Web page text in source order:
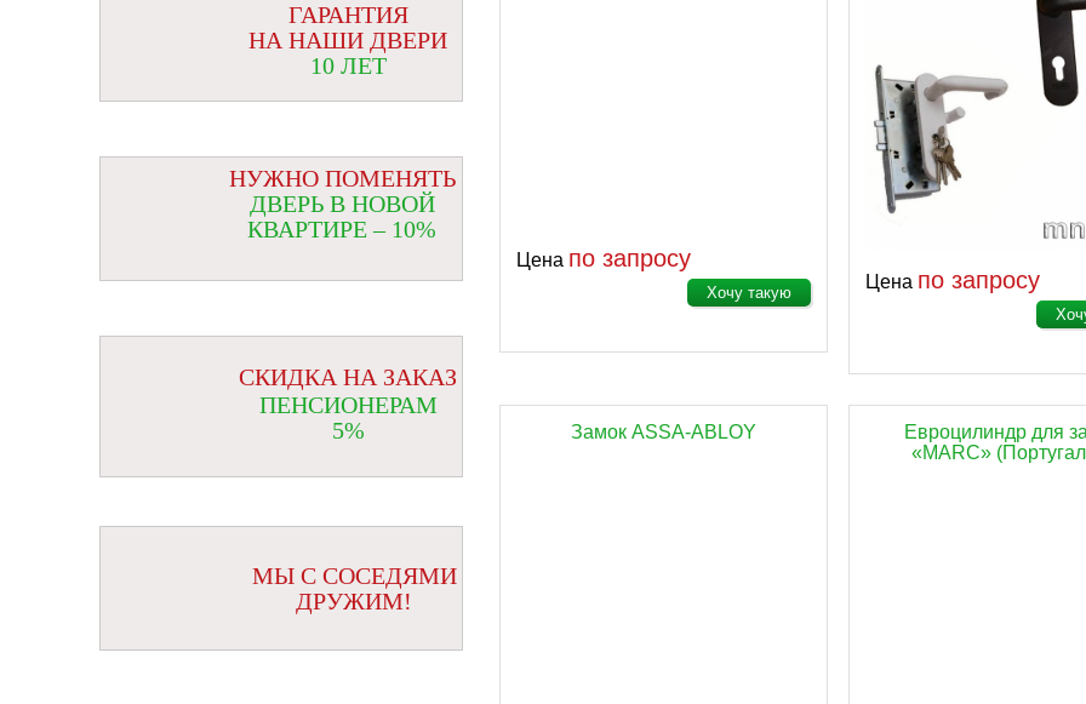
Цена по запросу
Хочу такую
Цена по запросу
Замок ASSA-ABLOY
Евроцилиндр для
«MARC»
ГАРАНТИЯ
НА НАШИ ДВЕРИ
10 ЛЕТ
НУЖНО ПОМЕНЯТЬ
ДВЕРЬ В НОВОЙ
КВАРТИРЕ – 10%
СКИДКА НА ЗАКАЗ
ПЕНСИОНЕРАМ
5%
МЫ С СОСЕДЯМИ
ДРУЖИМ!